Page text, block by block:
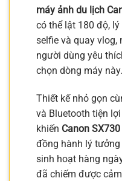
máy ảnh du lịch
có thể lật 180 độ,
selfie và quay vlog,
người dùng yêu
chọn dòng máy này.
Thiết kế nhỏ gọn
và Bluetooth tiện
khiến Canon SX730
đồng hành lý
sinh hoạt hàng
đã chiếm được